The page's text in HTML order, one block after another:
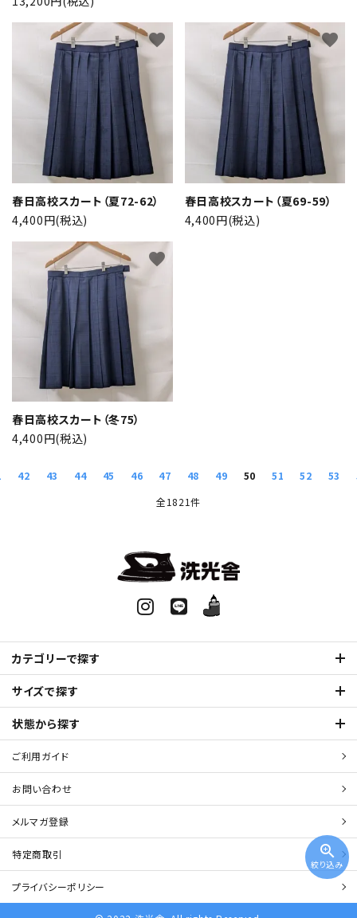
春日高校スカート（夏72-62）
4,400円(税込)
favorite
春日高校スカート（夏69-59）
4,400円(税込)
favorite
春日高校スカート（冬75）
4,400円(税込)
favorite
42 43 44 45 46 47 48 49 50 51 52 53
全1821件
zoom_in
絞り込み
カテゴリーで探す
サイズで探す
状態から探す
ご利用ガイド
お問い合わせ
メルマガ登録
特定商取引
プライバシーポリシー